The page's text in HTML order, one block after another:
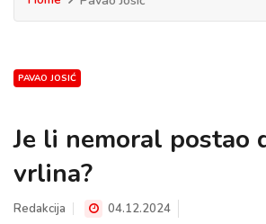
PAVAO JOSIĆ
Je li nemoral postao
vrlina?
Redakcija 04.12.2024